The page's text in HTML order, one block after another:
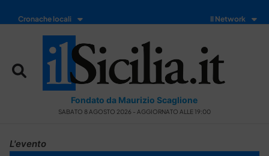
Cronache locali Il Network
Fondato da Maurizio Scaglione
SABATO 8 AGOSTO 2026 - AGGIORNATO ALLE 19:00
L'evento